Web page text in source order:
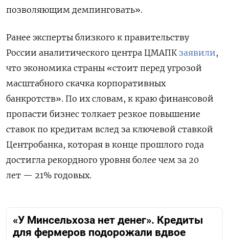
позволяющим демпинговать».
Ранее эксперты близкого к правительству
России аналитического центра ЦМАПК заявили,
что экономика страны «стоит перед угрозой
масштабного скачка корпоративных
банкротств». По их словам, к краю финансовой
пропасти бизнес толкает резкое повышение
ставок по кредитам вслед за ключевой ставкой
Центробанка, которая в конце прошлого года
достигла рекордного уровня более чем за 20
лет — 21% годовых.
«У Минсельхоза нет денег». Кредиты
для фермеров подорожали вдвое